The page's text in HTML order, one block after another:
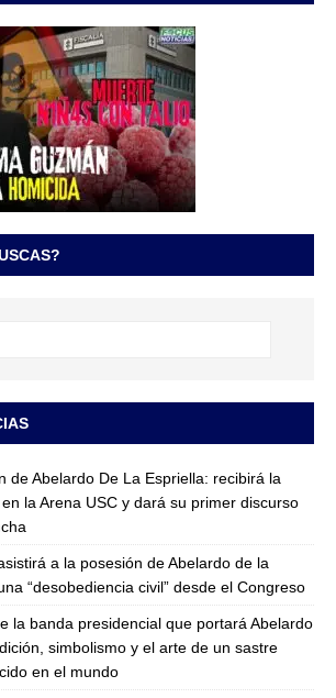
de Abelardo De La Espriella: recibirá la
la Arena USC y dará su primer discurso
a la posesión de Abelardo de la
“desobediencia civil” desde el Congreso
la banda presidencial que portará Abelardo
simbolismo y el arte de un sastre
en el mundo